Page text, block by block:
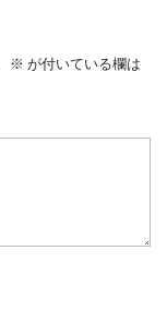
※ が付いている欄は